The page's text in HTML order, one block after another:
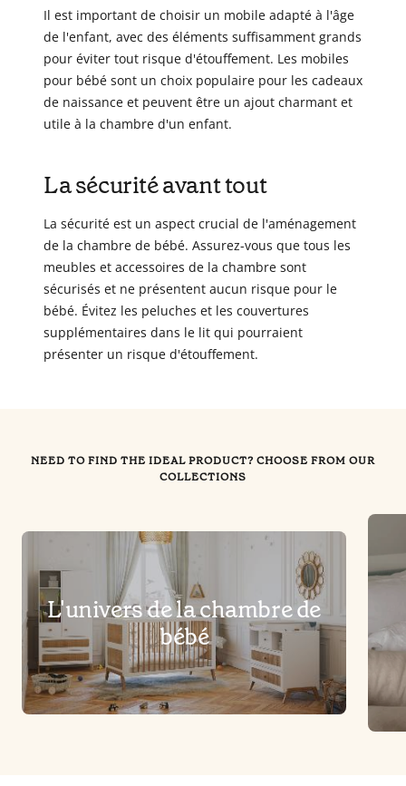
Il est important de choisir un mobile adapté à l'âge
de l'enfant, avec des éléments suffisamment grands
pour éviter tout risque d'étouffement. Les mobiles
pour bébé sont un choix populaire pour les cadeaux
de naissance et peuvent être un ajout charmant et
utile à la chambre d'un enfant.
La sécurité avant tout
La sécurité est un aspect crucial de l'aménagement
de la chambre de bébé. Assurez-vous que tous les
meubles et accessoires de la chambre sont
sécurisés et ne présentent aucun risque pour le
bébé. Évitez les peluches et les couvertures
supplémentaires dans le lit qui pourraient
présenter un risque d'étouffement.
NEED TO FIND THE IDEAL PRODUCT? CHOOSE FROM OUR
COLLECTIONS
L'univers de la chambre de
bébé